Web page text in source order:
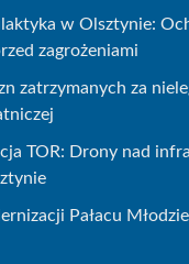
w Olsztynie:
zagrożeniami
zatrzymanych za
TOR: Drony nad
Pałacu